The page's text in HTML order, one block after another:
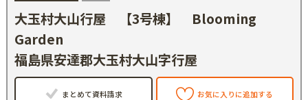
大玉村大山行屋 【3号棟】 Blooming
Garden
福島県安達郡大玉村大山字行屋
まとめて資料請求 お気に入りに追加する